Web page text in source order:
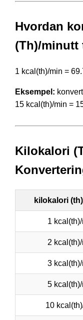
Hvordan
(Th)/minutt
1 kcal(th)/min =
Eksempel:
15 kcal(th)/min =
Kilokalori
kilokalori
1
2
3
5
10